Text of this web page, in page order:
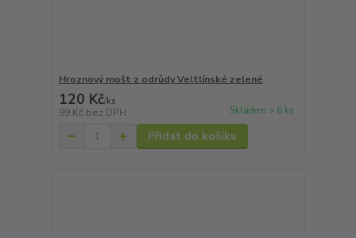
Hroznový mošt z odrůdy Veltlínské zelené
120 Kč/ks
99 Kč bez DPH Skladem > 6 ks
Přidat do košíku